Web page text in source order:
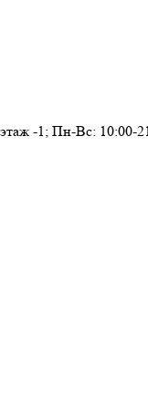
-1; Пн-Вс: 10:00-